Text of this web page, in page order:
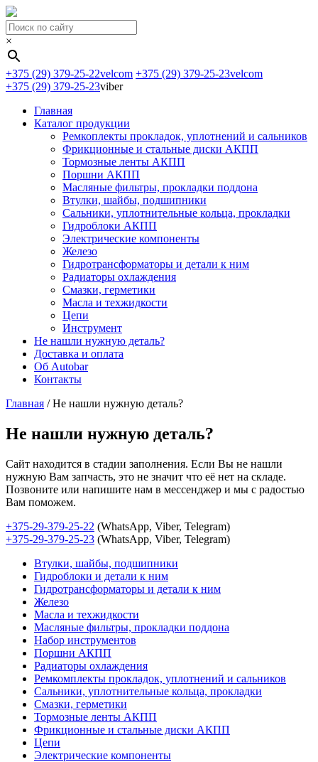
×
+375 (29) 379-25-22velcom +375 (29) 379-25-23velcom
+375 (29) 379-25-23viber
Главная
Каталог продукции
Ремкоплекты прокладок, уплотнений и сальников
Фрикционные и стальные диски АКПП
Тормозные ленты АКПП
Поршни АКПП
Масляные фильтры, прокладки поддона
Втулки, шайбы, подшипники
Сальники, уплотнительные кольца, прокладки
Гидроблоки АКПП
Электрические компоненты
Железо
Гидротрансформаторы и детали к ним
Радиаторы охлаждения
Смазки, герметики
Масла и техжидкости
Цепи
Инструмент
Не нашли нужную деталь?
Доставка и оплата
Об Autobar
Контакты
Главная /Не нашли нужную деталь?
Не нашли нужную деталь?
Сайт находится в стадии заполнения. Если Вы не нашли
нужную Вам запчасть, это не значит что её нет на складе.
Позвоните или напишите нам в мессенджер и мы с радостью
Вам поможем.
+375-29-379-25-22 (WhatsApp, Viber, Telegram)
+375-29-379-25-23 (WhatsApp, Viber, Telegram)
Втулки, шайбы, подшипники
Гидроблоки и детали к ним
Гидротрансформаторы и детали к ним
Железо
Масла и техжидкости
Масляные фильтры, прокладки поддона
Набор инструментов
Поршни АКПП
Радиаторы охлаждения
Ремкомплекты прокладок, уплотнений и сальников
Сальники, уплотнительные кольца, прокладки
Смазки, герметики
Тормозные ленты АКПП
Фрикционные и стальные диски АКПП
Цепи
Электрические компоненты